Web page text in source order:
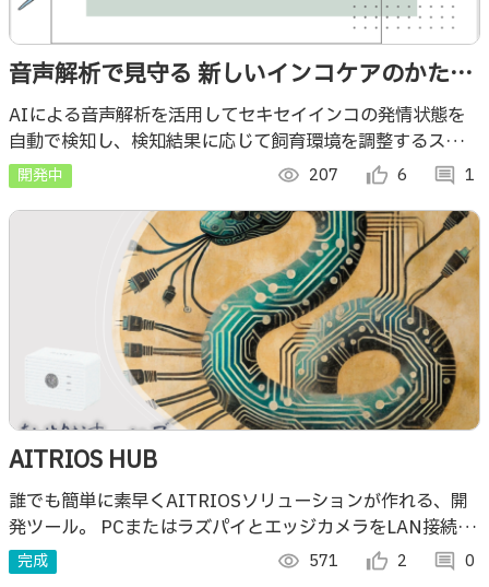
音声解析で見守る 新しいインコケアのかたち
「ぴよケア」
AIによる音声解析を活用してセキセイインコの発情状態を
自動で検知し、検知結果に応じて飼育環境を調整するスマー
トヘルスケアシステムです。
開発中 visibility 207 thumb_up_alt 6 comment 1
AITRIOS HUB
誰でも簡単に素早くAITRIOSソリューションが作れる、開
発ツール。 PCまたはラズパイとエッジカメラをLAN接続
し、推論の開始終了、推論結果の取得とRDBへの保存等が
簡単にできます。
完成 visibility 571 thumb_up_alt 2 comment 0